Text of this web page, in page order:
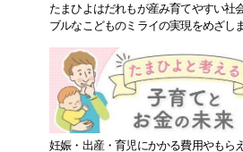
たまひよはだれもが産み育てやすい社
ブルなこどものミライの実現をめざし
妊娠・出産・育児にかかる費用やもら